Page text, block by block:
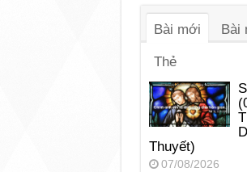
Bài mới Bài
Thẻ
Thuyết)
07/08/2026